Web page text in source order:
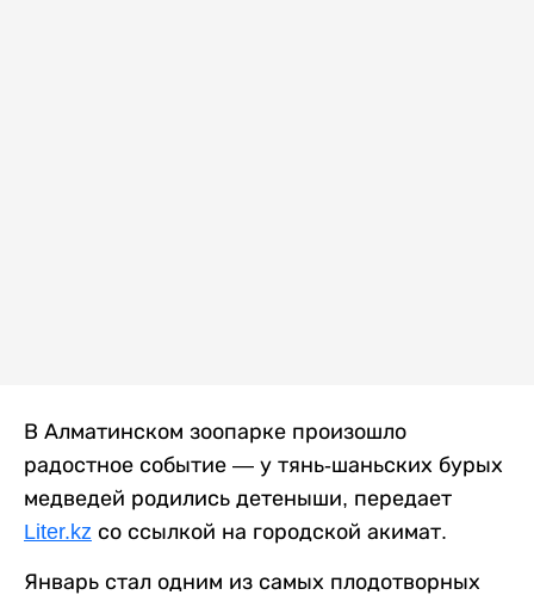
В Алматинском зоопарке произошло
радостное событие — у тянь-шаньских бурых
медведей родились детеныши, передает
Liter.kz со ссылкой на городской акимат.
Январь стал одним из самых плодотворных